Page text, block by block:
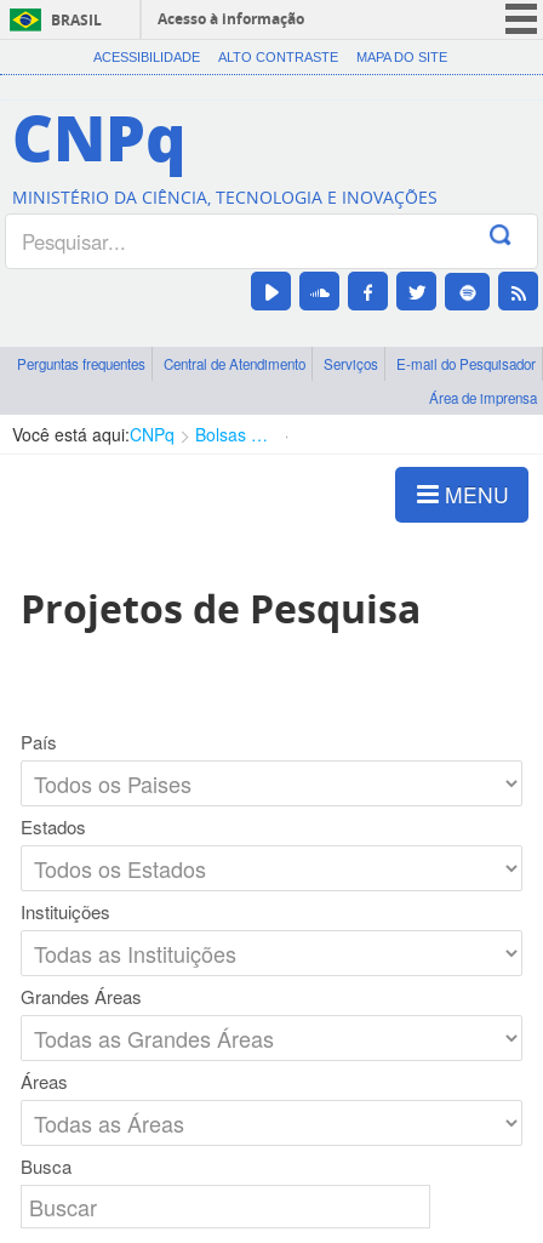
BRASIL
Acesso à informação
CORONAVÍRUS (COVID-19)
Canais
ACESSIBILIDADE ALTO CONTRASTE MAPA DO SITE
CNPq
MINISTÉRIO DA CIÊNCIA, TECNOLOGIA E INOVAÇÕES
Perguntas frequentes Central de Atendimento Serviços
E-mail do Pesquisador
Área de imprensa
Você está aqui:CNPq Bolsas e Auxílios Vigentes
MENU
Projetos de Pesquisa
País
Estados
Instituições
Grandes Áreas
Áreas
Busca